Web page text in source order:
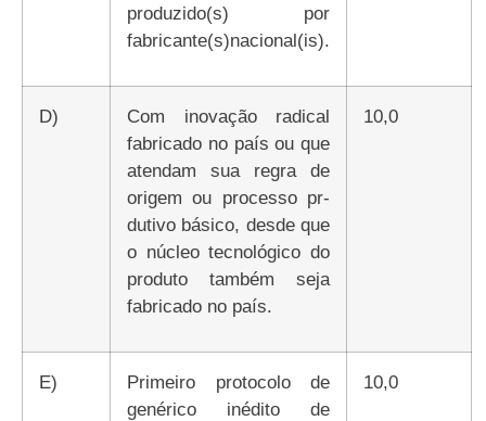
produzido(s) por
fabricante(s)nacional(is).
d)
Com inovação radical
fabricado no país ou que
atendam sua regra de
origem ou processo pr-
dutivo básico, desde que
o núcleo tecnológico do
produto também seja
fabricado no país.
10,0
e)
Primeiro protocolo de
genérico inédito de
10,0